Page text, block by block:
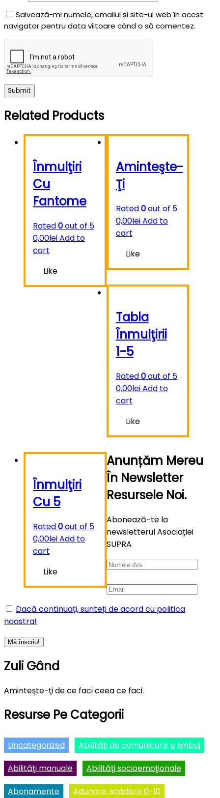
Salvează-mi numele, emailul și site-ul web în acest
navigator pentru data viitoare când o să comentez.
Related Products
Înmulţiri
Cu
Fantome
Rated0out of 5
0,00leiAdd to
cart
Like
Aminteşte-
Ţi
Rated0out of 5
0,00leiAdd to
cart
Like
Tabla
Înmulţirii
1-5
Rated0out of 5
0,00leiAdd to
cart
Like
Înmulţiri
Cu 5
Rated0out of 5
0,00leiAdd to
cart
Like
Anunțăm Mereu
În Newsletter
Resursele Noi.
Abonează-te la
newsletterul Asociației
SUPRA
Dacă continuați, sunteți de acord cu politica
noastra!
Zuli Gând
Aminteşte-ţi de ce faci ceea ce faci.
Resurse Pe Categorii
Uncategorized Abilităţi de comunicare şi limbaj
Abilităţi manuale Abilităţi socioemoţionale
Abonamente Adunare, scădere 0-10